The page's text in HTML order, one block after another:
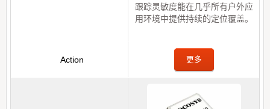
跟踪灵敏度能在几乎所有户外应
用环境中提供持续的定位覆盖。
更多